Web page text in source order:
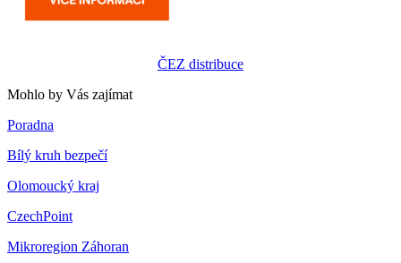
ČEZ distribuce
Mohlo by Vás zajímat
Poradna
Bílý kruh bezpečí
Olomoucký kraj
CzechPoint
Mikroregion Záhoran